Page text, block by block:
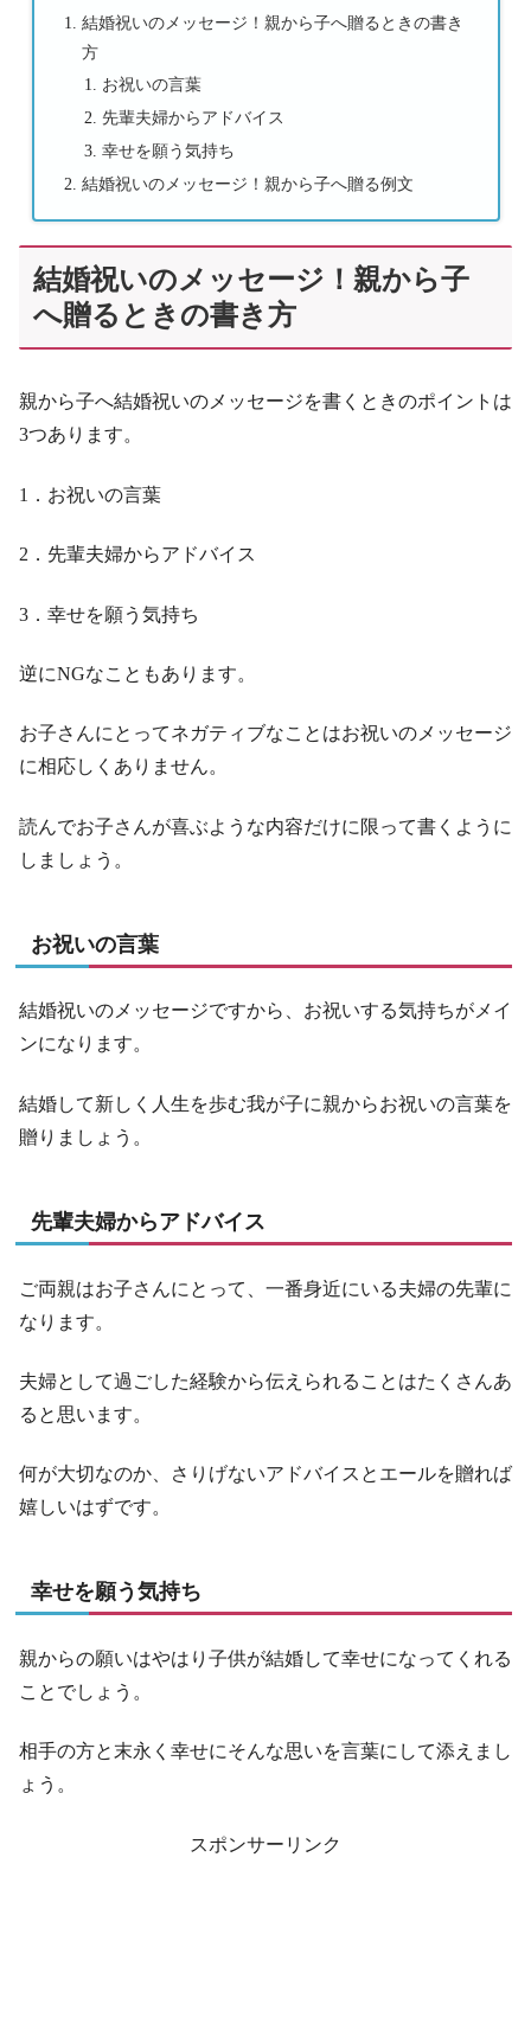
結婚祝いのメッセージ！親から子へ贈るときの書き
方
お祝いの言葉
先輩夫婦からアドバイス
幸せを願う気持ち
結婚祝いのメッセージ！親から子へ贈る例文
結婚祝いのメッセージ！親から子
へ贈るときの書き方
親から子へ結婚祝いのメッセージを書くときのポイントは
3つあります。
1．お祝いの言葉
2．先輩夫婦からアドバイス
3．幸せを願う気持ち
逆にNGなこともあります。
お子さんにとってネガティブなことはお祝いのメッセージ
に相応しくありません。
読んでお子さんが喜ぶような内容だけに限って書くように
しましょう。
お祝いの言葉
結婚祝いのメッセージですから、お祝いする気持ちがメイ
ンになります。
結婚して新しく人生を歩む我が子に親からお祝いの言葉を
贈りましょう。
先輩夫婦からアドバイス
ご両親はお子さんにとって、一番身近にいる夫婦の先輩に
なります。
夫婦として過ごした経験から伝えられることはたくさんあ
ると思います。
何が大切なのか、さりげないアドバイスとエールを贈れば
嬉しいはずです。
幸せを願う気持ち
親からの願いはやはり子供が結婚して幸せになってくれる
ことでしょう。
相手の方と末永く幸せにそんな思いを言葉にして添えまし
ょう。
スポンサーリンク